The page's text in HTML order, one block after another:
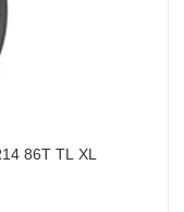
86T TL XL